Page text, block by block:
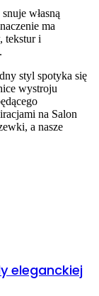
własną
ma
tekstur i
styl spotyka się
wystroju
na Salon
a nasze
eleganckiej